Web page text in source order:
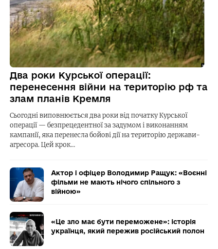
Два роки Курської операції:
перенесення війни на територію рф та
злам планів Кремля
Сьогодні виповнюється два роки від початку Курської
операції — безпрецедентної за задумом і виконанням
кампанії, яка перенесла бойові дії на територію держави-
агресора. Цей крок…
Актор і офіцер Володимир Ращук: «Воєнні
фільми не мають нічого спільного з
війною»
«Це зло має бути переможене»: історія
українця, який пережив російський полон